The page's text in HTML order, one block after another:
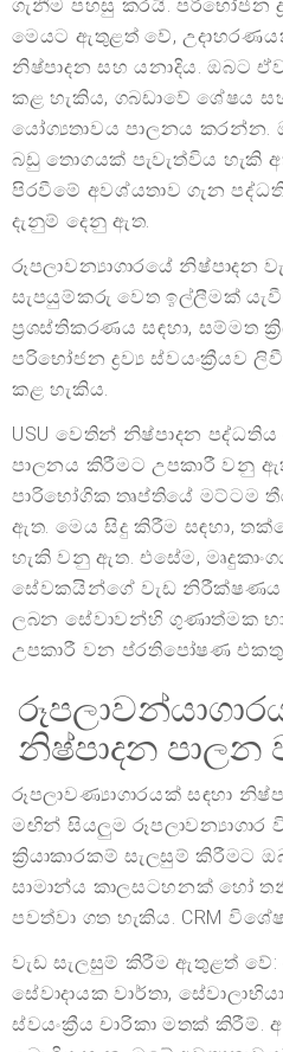
ගැනීම පහසු කරයි. පරිභෝජන
මෙයට ඇතුළත් වේ,
නිෂ්පාදන සහ යනාදිය. ඔබට
කළ හැකිය, ගබඩාවේ ශේෂය
යෝග්‍යතාවය පාලනය කරන්න.
බඩු තොගයක් පැවැත්විය හැකි
පිරවීමේ අවශ්යතාව ගැන
දැනුම් දෙනු ඇත.
රූපලාවන්‍යාගාරයේ නිෂ්පාදන
සැපයුම්කරු වෙත ඉල්ලීමක්
ප්‍රශස්තිකරණය සඳහා, සම්මත
පරිභෝජන ද්‍රව්‍ය ස්වයංක්‍රීයව
කළ හැකිය.
USU වෙතින් නිෂ්පාදන
පාලනය කිරීමට උපකාරී වනු
පාරිභෝගික තෘප්තියේ මට්ටම
ඇත. මෙය සිදු කිරීම සඳහා,
හැකි වනු ඇත. එසේම,
සේවකයින්ගේ වැඩ නිරීක්ෂණය
ලබන සේවාවන්හි ගුණාත්මක
උපකාරී වන ප්රතිපෝෂණ එකතු
නිෂ්පාදන පාලන
රූපලාවණ්‍යාගාරයක් සඳහා
මඟින් සියලුම රූපලාවන්‍යාගාර
ක්‍රියාකාරකම් සැලසුම් කිරීමට
සාමාන්ය කාලසටහනක් හෝ
පවත්වා ගත හැකිය. CRM
වැඩ සැලසුම් කිරීම ඇතුළත්
සේවාදායක වාර්තා,
ස්වයංක්‍රීය චාරිකා මතක්